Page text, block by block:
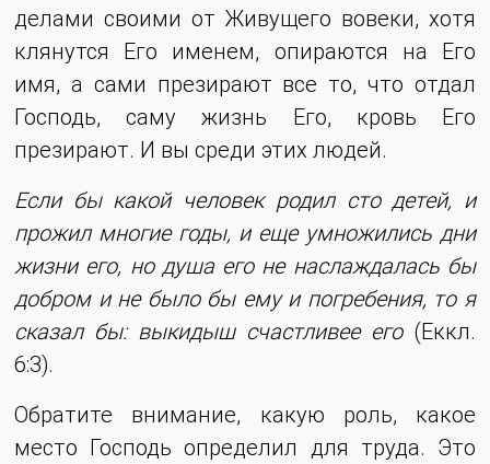
делами своими от Живущего вовеки, хотя
клянутся Его именем, опираются на Его
имя, а сами презирают все то, что отдал
Господь, саму жизнь Его, кровь Его
презирают. И вы среди этих людей.
Если бы какой человек родил сто детей, и
прожил многие годы, и еще умножились дни
жизни его, но душа его не наслаждалась бы
добром и не было бы ему и погребения, то я
сказал бы: выкидыш счастливее его (Еккл.
6:3).
Обратите внимание, какую роль, какое
место Господь определил для труда. Это